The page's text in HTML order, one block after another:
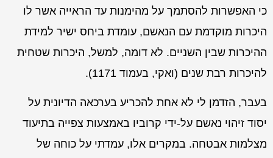
כי האפשרות להסתמך על מהימנות עד הראייה אשר לו
היכרות מוקדמת עם הנאשם, עומדת ביחס ישיר למידת
ההיכרות שבין השניים. לא דומה, למשל, היכרות שטחית
להיכרות רבת שנים (ואקי, בעמוד 1171).
בעבר, הזדמן לי לא אחת להכריע בערכאה הדיונית על
יסוד זיהוי נאשם על-ידי קרוביו באמצעות צפייה בתיעוד
מצלמות אבטחה. במקרים אלו, עמדתי על כוחה של